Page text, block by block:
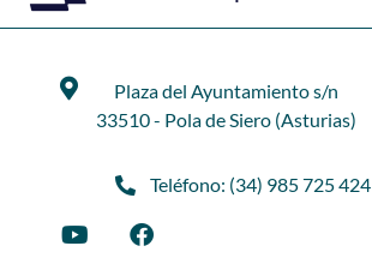
Plaza del Ayuntamiento s/n
33510 - Pola de Siero (Asturias)
Teléfono: (34) 985 725 424